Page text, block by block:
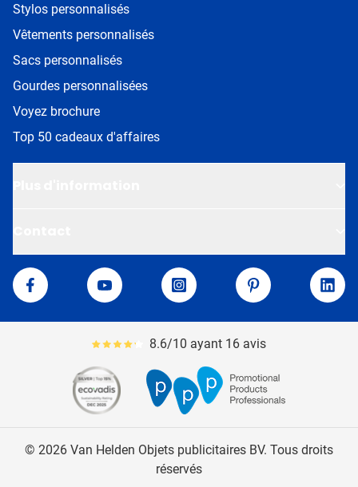
Stylos personnalisés
Vêtements personnalisés
Sacs personnalisés
Gourdes personnalisées
Voyez brochure
Top 50 cadeaux d'affaires
Van Helden
Facebook
YouTube Instagram Pinterest
Le pourcentage moyen d'avis est de 86
8.6/10 ayant 16 avis
© 2026 Van Helden Objets publicitaires BV. Tous droits
réservés